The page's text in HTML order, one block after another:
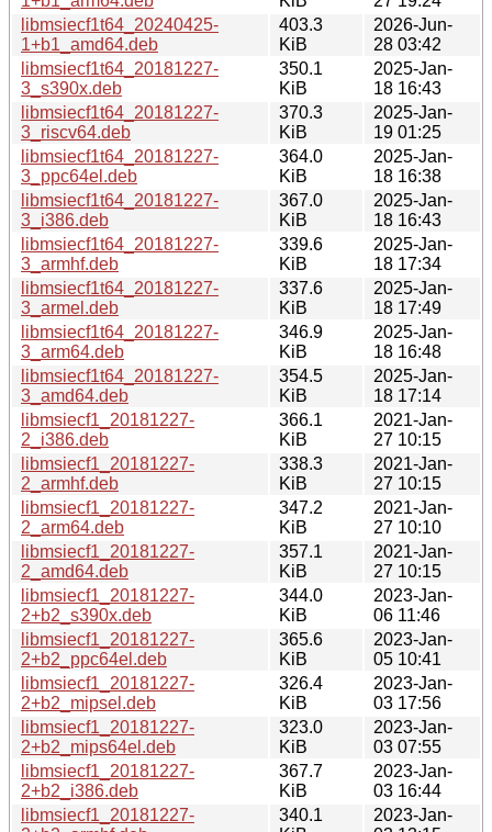
libmsiecf1t64_20240425-
1+b1_amd64.deb
403.3
KiB
2026-Jun-
28 03:42
libmsiecf1t64_20181227-
3_s390x.deb
350.1
KiB
2025-Jan-
18 16:43
libmsiecf1t64_20181227-
3_riscv64.deb
370.3
KiB
2025-Jan-
19 01:25
libmsiecf1t64_20181227-
3_ppc64el.deb
364.0
KiB
2025-Jan-
18 16:38
libmsiecf1t64_20181227-
3_i386.deb
367.0
KiB
2025-Jan-
18 16:43
libmsiecf1t64_20181227-
3_armhf.deb
339.6
KiB
2025-Jan-
18 17:34
libmsiecf1t64_20181227-
3_armel.deb
337.6
KiB
2025-Jan-
18 17:49
libmsiecf1t64_20181227-
3_arm64.deb
346.9
KiB
2025-Jan-
18 16:48
libmsiecf1t64_20181227-
3_amd64.deb
354.5
KiB
2025-Jan-
18 17:14
libmsiecf1_20181227-
2_i386.deb
366.1
KiB
2021-Jan-
27 10:15
libmsiecf1_20181227-
2_armhf.deb
338.3
KiB
2021-Jan-
27 10:15
libmsiecf1_20181227-
2_arm64.deb
347.2
KiB
2021-Jan-
27 10:10
libmsiecf1_20181227-
2_amd64.deb
357.1
KiB
2021-Jan-
27 10:15
libmsiecf1_20181227-
2+b2_s390x.deb
344.0
KiB
2023-Jan-
06 11:46
libmsiecf1_20181227-
2+b2_ppc64el.deb
365.6
KiB
2023-Jan-
05 10:41
libmsiecf1_20181227-
2+b2_mipsel.deb
326.4
KiB
2023-Jan-
03 17:56
libmsiecf1_20181227-
2+b2_mips64el.deb
323.0
KiB
2023-Jan-
03 07:55
libmsiecf1_20181227-
2+b2_i386.deb
367.7
KiB
2023-Jan-
03 16:44
libmsiecf1_20181227-
340.1
2023-Jan-